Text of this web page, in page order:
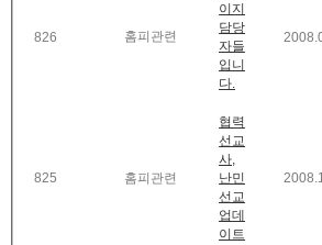
826 홈피관련
이지
담당
자들
입니
다.
825 홈피관련
협력
선교
사,
난민
선교
업데
이트